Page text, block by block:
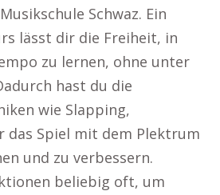
Schwaz. Ein
lässt dir die Freiheit, in
zu lernen, ohne unter
hast du die
wie Slapping,
das Spiel mit dem Plektrum
und zu verbessern.
beliebig oft, um